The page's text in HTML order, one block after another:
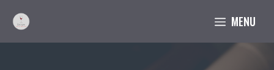
contenu
MENU